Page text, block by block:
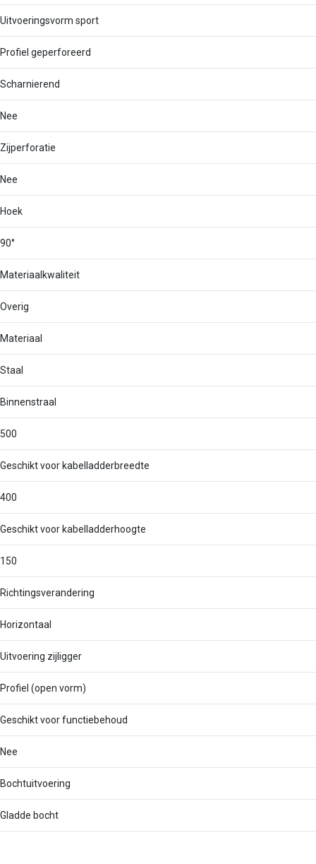
Uitvoeringsvorm sport
Profiel geperforeerd
Scharnierend
Nee
Zijperforatie
Nee
Hoek
90°
Materiaalkwaliteit
Overig
Materiaal
Staal
Binnenstraal
500
Geschikt voor kabelladderbreedte
400
Geschikt voor kabelladderhoogte
150
Richtingsverandering
Horizontaal
Uitvoering zijligger
Profiel (open vorm)
Geschikt voor functiebehoud
Nee
Bochtuitvoering
Gladde bocht